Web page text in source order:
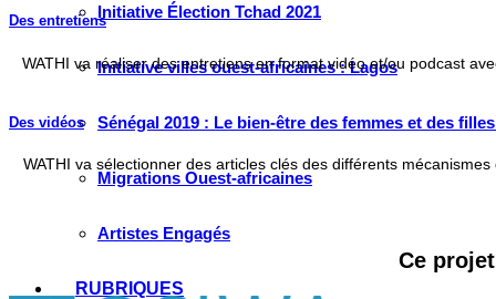
Initiative Élection Tchad 2021
Initiative villes ouest-africaines : Lagos
Sénégal 2019 : Le bien-être des femmes et des
Migrations Ouest-africaines
Artistes Engagés
RUBRIQUES
Des entretiens
WATHI va réaliser des entretiens en format vidéo et/ou podcast
Des vidéos
WATHI va sélectionner des articles clés des différents
Ce